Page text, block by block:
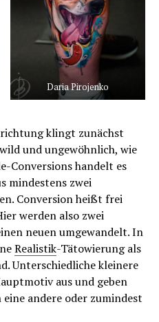
Daria Pirojenko
klingt zunächst
und ungewöhnlich, wie
Conversions handelt es
mindestens zwei
Conversion heißt frei
werden also zwei
neuen umgewandelt. In
Realistik-Tätowierung als
Unterschiedliche kleinere
aus und geben
andere oder zumindest